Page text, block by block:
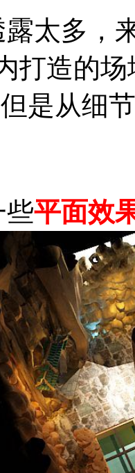
太多，
打造的
是从细
平面效